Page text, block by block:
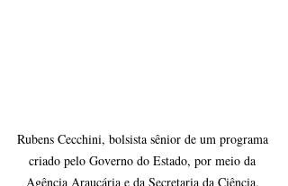
Rubens Cecchini, bolsista sênior de um programa
criado pelo Governo do Estado, por meio da
Agência Araucária e da Secretaria da Ciência,